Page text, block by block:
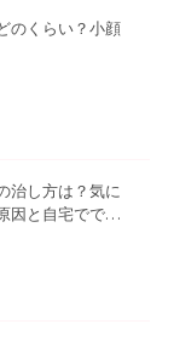
のくらい？小顔
治し方は？気に
因と自宅ででき